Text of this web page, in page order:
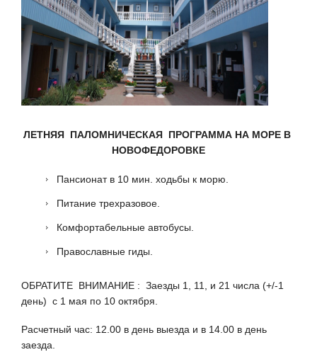
ЛЕТНЯЯ ПАЛОМНИЧЕСКАЯ ПРОГРАММА НА МОРЕ В
НОВОФЕДОРОВКЕ
Пансионат в 10 мин. ходьбы к морю.
Питание трехразовое.
Комфортабельные автобусы.
Православные гиды.
ОБРАТИТЕ ВНИМАНИЕ : Заезды 1, 11, и 21 числа (+/-1
день) с 1 мая по 10 октября.
Расчетный час: 12.00 в день выезда и в 14.00 в день
заезда.